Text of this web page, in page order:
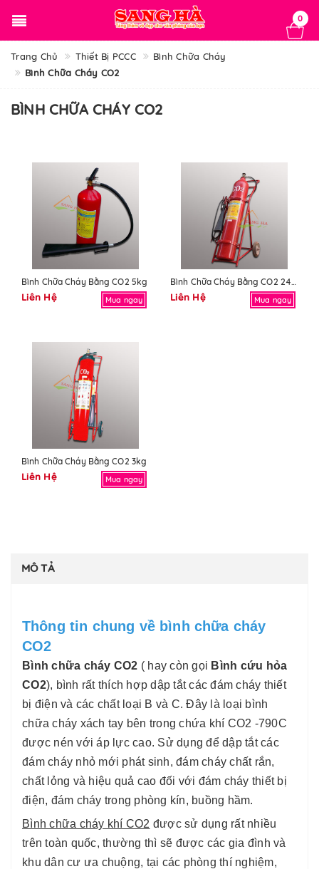
0
Trang Chủ Thiết Bị PCCC
Bình Chữa Cháy
Bình Chữa Cháy CO2
BÌNH CHỮA CHÁY CO2
Bình Chữa Cháy Bằng CO2 5kg
Liên Hệ Mua ngay
Bình Chữa Cháy Bằng CO2 24kg
Liên Hệ Mua ngay
Bình Chữa Cháy Bằng CO2 3kg
Liên Hệ Mua ngay
MÔ TẢ
Thông tin chung về bình chữa cháy
CO2
Bình chữa cháy CO2 ( hay còn gọi Bình cứu hỏa
CO2), bình rất thích hợp dập tắt các đám cháy thiết
bị điện và các chất loại B và C. Đây là loại bình
chữa cháy xách tay bên trong chứa khí CO2 -790C
được nén với áp lực cao. Sử dụng để dập tắt các
đám cháy nhỏ mới phát sinh, đám cháy chất rắn,
chất lỏng và hiệu quả cao đối với đám cháy thiết bị
điện, đám cháy trong phòng kín, buồng hầm.
Bình chữa cháy khí CO2 được sử dụng rất nhiều
trên toàn quốc, thường thì sẽ được các gia đình và
khu dân cư ưa chuộng, tại các phòng thí nghiệm,